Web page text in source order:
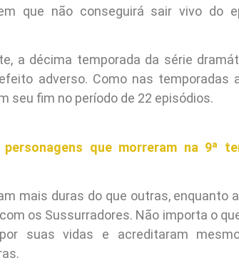
que não conseguirá sair vivo do
a décima temporada da série
adverso. Como nas temporadas
seu fim no período de 22 episódios.
que morreram na 9ª
mais duras do que outras, enquanto
os Sussurradores. Não importa o
suas vidas e acreditaram